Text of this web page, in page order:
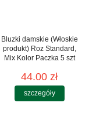
Bluzki damskie (Włoskie
produkt) Roz Standard,
Mix Kolor Paczka 5 szt
44.00 zł
szczegóły